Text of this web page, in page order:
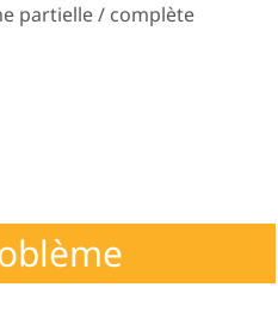
partielle / complète